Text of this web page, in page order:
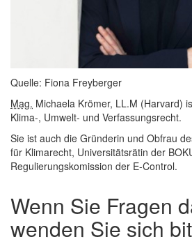
Quelle: Fiona Freyberger
Mag. Michaela Krömer, LL.M (Harvard)
Klima-, Umwelt- und Verfassungsrecht.
Sie ist auch die Gründerin und Obfrau
für Klimarecht, Universitätsrätin der
Regulierungskomission der E-Control.
Wenn Sie Fragen
wenden Sie sich